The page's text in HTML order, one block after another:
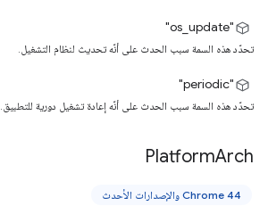
"os_update"
تحدّد هذه السمة سبب الحدث على أنّه تحديث لنظام التشغيل.
"periodic"
تحدّد هذه السمة سبب الحدث على أنّه إعادة تشغيل دورية للتطبيق.
PlatformArch
Chrome 44 والإصدارات الأحدث